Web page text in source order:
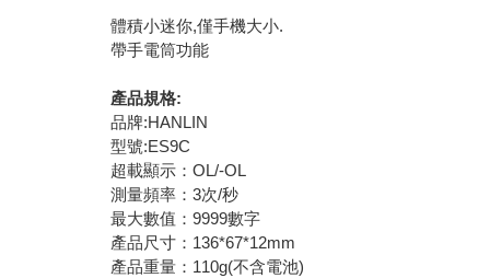
體積小迷你,僅手機大小.
帶手電筒功能
產品規格:
品牌:HANLIN
型號:ES9C
超載顯示：OL/-OL
測量頻率：3次/秒
最大數值：9999數字
產品尺寸：136*67*12mm
產品重量：110g(不含電池)